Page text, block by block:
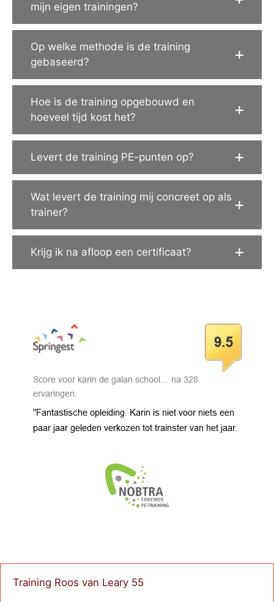
mijn eigen trainingen?
Op welke methode is de training
gebaseerd?
Hoe is de training opgebouwd en
hoeveel tijd kost het?
Levert de training PE-punten op?
Wat levert de training mij concreet op als
trainer?
Krijg ik na afloop een certificaat?
Training Roos van Leary 55